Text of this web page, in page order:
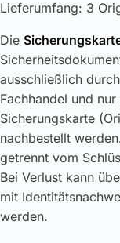
Lieferumfang: 3
Die
ausschließlich
Fachhandel und
Sicherungskarte
nachbestellt
getrennt vom
Bei Verlust kann
mit
werden.